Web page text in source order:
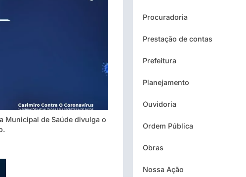
Municipal de Saúde divulga o
Procuradoria
Prestação de contas
Prefeitura
Planejamento
Ouvidoria
Ordem Pública
Obras
Nossa Ação